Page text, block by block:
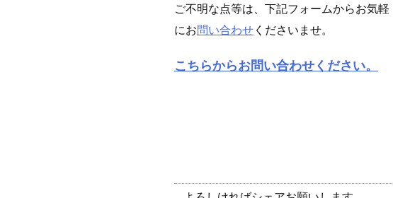
ご不明な点等は、下記フォームからお気軽
にお問い合わせ くださいませ。
こちらからお問い合わせください。